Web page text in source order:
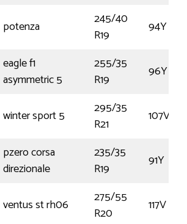
potenza
245/40
R19
94Y
eagle f1
asymmetric 5
255/35
R19
96Y
winter sport 5
295/35
R21
107V
pzero corsa
direzionale
235/35
R19
91Y
ventus st rh06
275/55
R20
117V